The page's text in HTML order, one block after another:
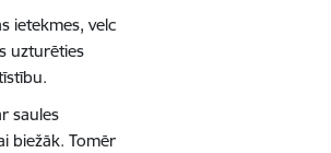
ietekmes, velc
uzturēties
saules
biežāk. Tomēr